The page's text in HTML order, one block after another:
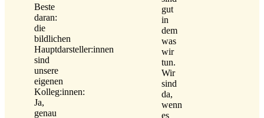
Beste
daran:
die
bildlichen
Hauptdarsteller:innen
sind
unsere
eigenen
Kolleg:innen:
Ja,
genau
gut
in
dem
was
wir
tun.
Wir
sind
da,
wenn
es